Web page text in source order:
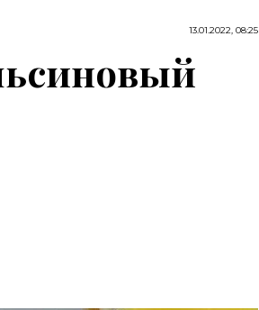
13.01.2022, 08:25